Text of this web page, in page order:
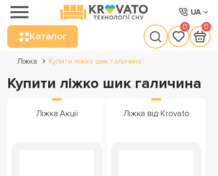
UA
Каталог
0 0
Ліжка Купити ліжко шик галичина
Купити ліжко шик галичина
Ліжка Акції Ліжка від Krovato